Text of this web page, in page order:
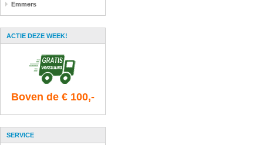
Emmers
ACTIE DEZE WEEK!
Boven de € 100,-
SERVICE